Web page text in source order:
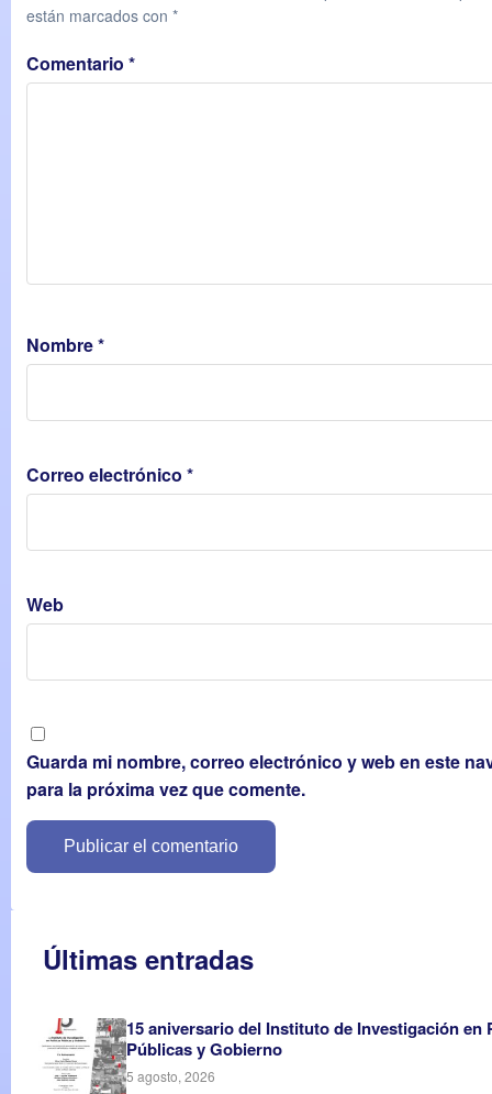
están marcados con *
Comentario *
Nombre*
Correo electrónico *
Web
Guarda mi nombre, correo electrónico y web en este
para la próxima vez que comente.
Últimas entradas
15 aniversario del Instituto de Investigación en
Públicas y Gobierno
5 agosto, 2026